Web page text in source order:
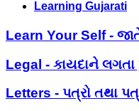
Learning Gujarati
Learn Your Self -
Legal - કાયદાને લગતા
Letters - પત્રો તથા